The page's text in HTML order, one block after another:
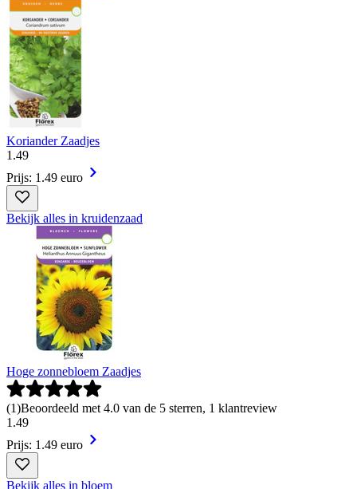
Koriander Zaadjes
1 .49
Prijs: 1.49 euro
Bekijk alles in kruidenzaad
Hoge zonnebloem Zaadjes
(1)Beoordeeld met 4.0 van de 5 sterren, 1 klantreview
1 .49
Prijs: 1.49 euro
Bekijk alles in bloem